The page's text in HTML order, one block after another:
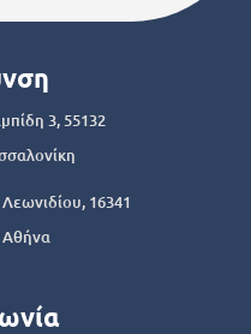
3, 55132
16341
Αθήνα